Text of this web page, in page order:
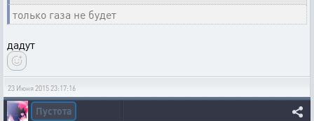
только газа не будет
дадут
23 Июня 2015 23:17:16
Пустота